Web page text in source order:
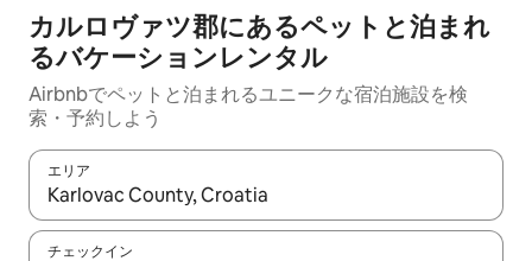
カルロヴァツ郡にあるペットと泊まれ
るバケーションレンタル
Airbnbでペットと泊まれるユニークな宿泊施設を検
索・予約しよう
エリア
検索結果が表示されたら、上下の矢印キーを使って移動するか
チェックイン